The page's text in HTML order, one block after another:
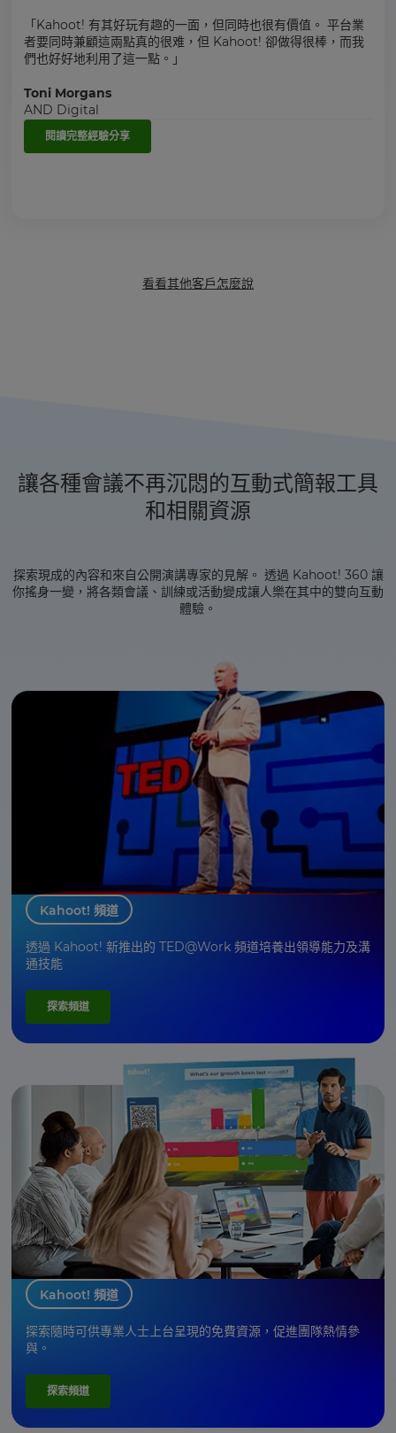
「Kahoot! 有其好玩有趣的一面，但同時也很有價值。 平台業
者要同時兼顧這兩點真的很难，但 Kahoot! 卻做得很棒，而我
們也好好地利用了這一點。」
Toni Morgans
AND Digital
閱讀完整經驗分享
看看其他客戶怎麼說
讓各種會議不再沉悶的互動式簡報工具
和相關資源
探索現成的內容和來自公開演講專家的見解。 透過 Kahoot! 360 讓
你搖身一變，將各類會議、訓練或活動變成讓人樂在其中的雙向互動
體驗。
Kahoot! 頻道
透過 Kahoot! 新推出的 TED@Work 頻道培養出領導能力及溝
通技能
探索頻道
Kahoot! 頻道
探索隨時可供專業人士上台呈現的免費資源，促進團隊熱情參
與。
探索頻道